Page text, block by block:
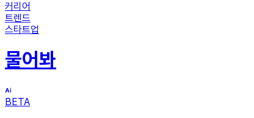
커리어
트렌드
스타트업
물어봐
BETA